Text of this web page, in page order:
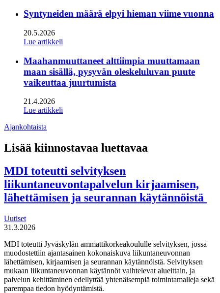
Syntyneiden määrä elpyi hieman viime vuonna
20.5.2026
Lue artikkeli
Maahanmuuttaneet alttiimpia muuttamaan
maan sisällä, pysyvän oleskeluluvan puute
vaikeuttaa juurtumista
21.4.2026
Lue artikkeli
Ajankohtaista
Lisää kiinnostavaa luettavaa
MDI toteutti selvityksen
liikuntaneuvontapalvelun kirjaamisen,
lähettämisen ja seurannan käytännöistä
Uutiset
31.3.2026
MDI toteutti Jyväskylän ammattikorkeakoululle selvityksen, jossa
muodostettiin ajantasainen kokonaiskuva liikuntaneuvonnan
lähettämisen, kirjaamisen ja seurannan käytännöistä. Selvityksen
mukaan liikuntaneuvonnan käytännöt vaihtelevat alueittain, ja
palvelun kehittäminen edellyttää yhtenäisempiä toimintamalleja sekä
parempaa tiedon hyödyntämistä.